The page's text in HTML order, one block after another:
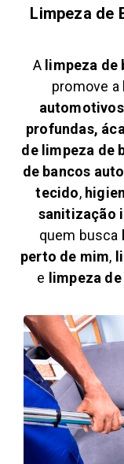
Limpeza de
A limpeza
promove a
automotivos
profundas,
de limpeza de
de bancos
tecido,
sanitização
quem busca
perto de mim,
e limpeza